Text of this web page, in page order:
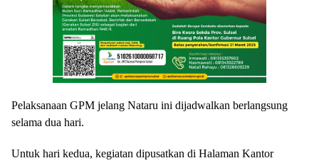
Pelaksanaan GPM jelang Nataru ini dijadwalkan berlangsung
selama dua hari.
Untuk hari kedua, kegiatan dipusatkan di Halaman Kantor